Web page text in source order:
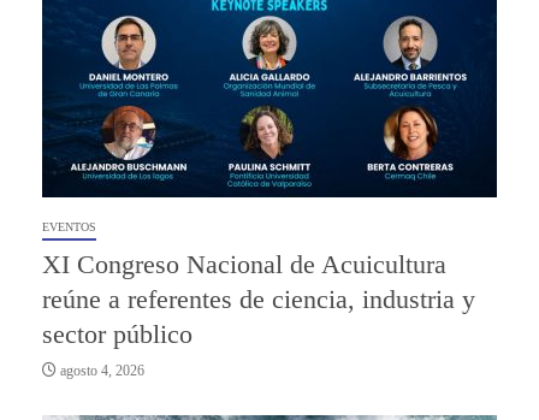
EVENTOS
XI Congreso Nacional de Acuicultura
reúne a referentes de ciencia, industria y
sector público
agosto 4, 2026